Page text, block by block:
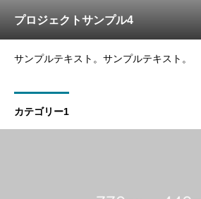
プロジェクトサンプル4
サンプルテキスト。サンプルテキスト。
カテゴリー1